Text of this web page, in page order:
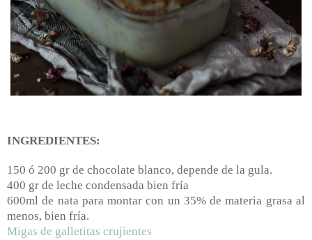
INGREDIENTES:
150 ó 200 gr de chocolate blanco, depende de la gula.
400 gr de leche condensada bien fría
600ml de nata para montar con un 35% de materia grasa al
menos, bien fría.
Migas de galletitas crujientes